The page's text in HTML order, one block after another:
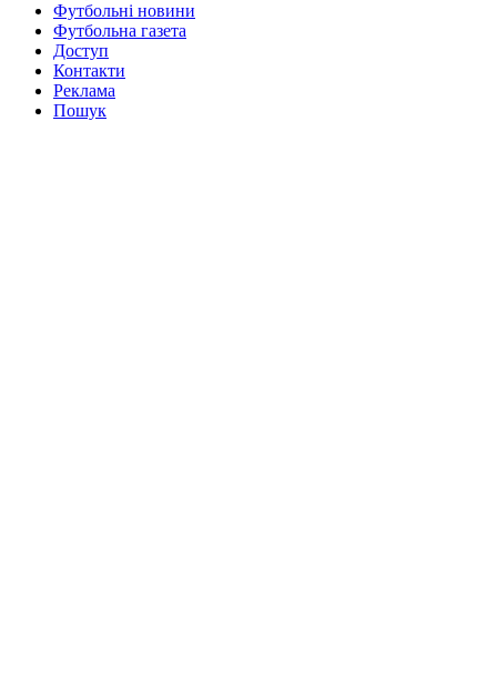
Футбольні новини
Футбольна газета
Доступ
Контакти
Реклама
Пошук